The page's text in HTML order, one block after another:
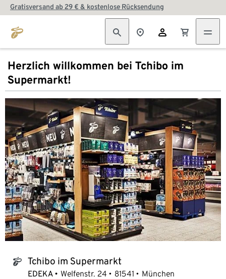
Gratisversand ab 29 € & kostenlose Rücksendung
Herzlich willkommen bei Tchibo im
Supermarkt!
tchibo_logo Tchibo im Supermarkt
EDEKA Welfenstr. 24 81541 München